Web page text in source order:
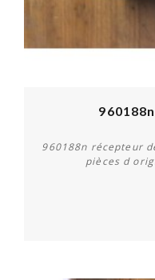
960188n récepteur
pièces d